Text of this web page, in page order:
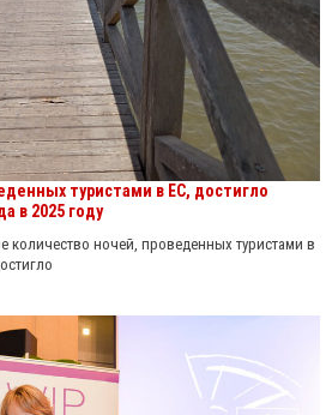
туристами в ЕС, достигло
в 2025 году
количество ночей, проведенных туристами в